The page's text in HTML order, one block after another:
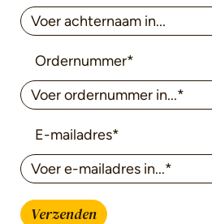
Ordernummer*
E-mailadres*
Verzenden